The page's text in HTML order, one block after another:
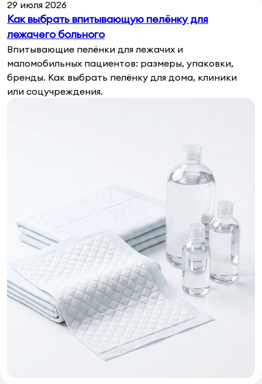
29 июля 2026
Как выбрать впитывающую пелёнку для
лежачего больного
Впитывающие пелёнки для лежачих и
маломобильных пациентов: размеры, упаковки,
бренды. Как выбрать пелёнку для дома, клиники
или соцучреждения.